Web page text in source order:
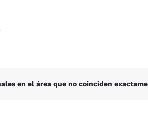
en el área que no coinciden